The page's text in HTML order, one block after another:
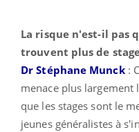
La risque n'est-il pas
trouvent plus de
Dr Stéphane Munck:
menace plus largement
que les stages sont le
jeunes généralistes à